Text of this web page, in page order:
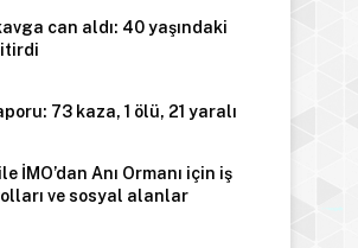
can aldı: 40 yaşındaki
73 kaza, 1 ölü, 21 yaralı
İMO’dan Anı Ormanı için iş
ve sosyal alanlar